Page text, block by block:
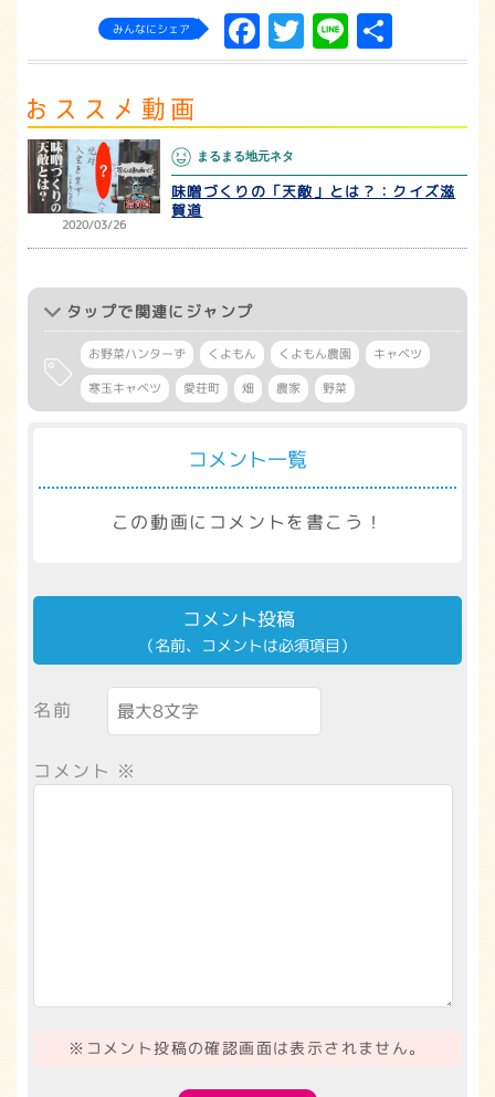
みんなにシェア Facebook
Twitter
Line
有
2020/03/26
まるまる地元ネタ
味噌づくりの「天敵」とは？：クイズ滋
賀道
タップで関連にジャンプ
お野菜ハンターず くよもん くよもん農園
キャベツ
寒玉キャベツ
愛荘町 畑 農家 野菜
コメント一覧
この動画にコメントを書こう！
コメント投稿
（名前、コメントは必須項目）
名前
コメント ※
※コメント投稿の確認画面は表示されません。